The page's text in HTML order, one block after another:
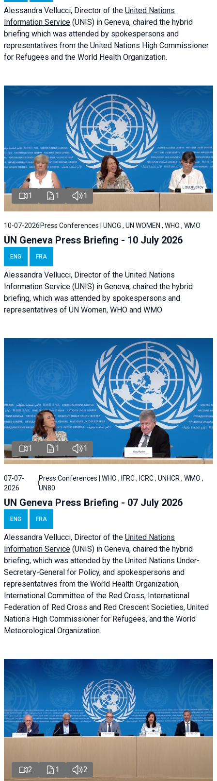
Alessandra Vellucci, Director of the United Nations
Information Service (UNIS) in Geneva, chaired the hybrid
briefing which was attended by spokespersons and
representatives from the United Nations High Commissioner
for Refugees and the World Health Organization.
1 1 1
10-07-2026 Press Conferences | UNOG , UN WOMEN , WHO , WMO
UN Geneva Press Briefing - 10 July 2026
ENG FRA
Alessandra Vellucci, Director of the United Nations
Information Service (UNIS) in Geneva, chaired the hybrid
briefing, which was attended by spokespersons and
representatives of UN Women, WHO and WMO
1 1 1
07-07-
2026
Press Conferences | WHO , IFRC , ICRC , UNHCR , WMO ,
UN80
UN Geneva Press Briefing - 07 July 2026
ENG FRA
Alessandra Vellucci, Director of the United Nations
Information Service (UNIS) in Geneva, chaired the hybrid
briefing, which was attended by the United Nations Under-
Secretary-General for Policy, and spokespersons and
representatives from the World Health Organization,
International Committee of the Red Cross, International
Federation of Red Cross and Red Crescent Societies, United
Nations High Commissioner for Refugees, and the World
Meteorological Organization.
2 1 2